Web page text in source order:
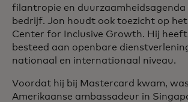
filantropie en duurzaamheidsagenda
bedrijf. Jon houdt ook toezicht op
Center for Inclusive Growth. Hij heeft
besteed aan openbare
nationaal en internationaal niveau.
Voordat hij bij Mastercard kwam,
Amerikaanse ambassadeur in